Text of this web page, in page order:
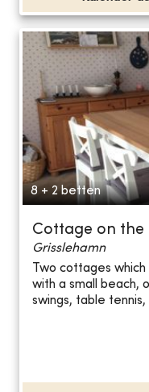
8 + 2 betten
Cottage on the
Grisslehamn
Two cottages
with a small beach,
swings, table